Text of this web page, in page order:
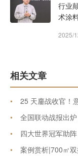
行业
术涂
2025/
相关文章
•
25 天鏖战收官！
•
全国联动战报出
•
四大世界冠军助
•
案例赏析|700㎡